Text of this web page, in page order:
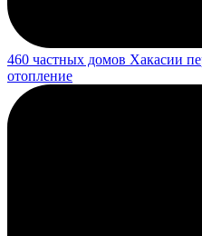
460 частных домов Хакасии
отопление